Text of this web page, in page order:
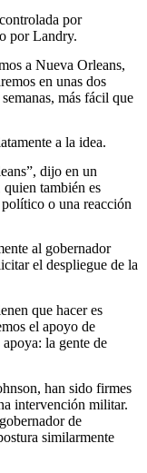
por
por Landry.
a Nueva Orleans,
en unas dos
más fácil que
a la idea.
dijo en un
también es
o una reacción
al gobernador
el despliegue de la
que hacer es
el apoyo de
la gente de
han sido firmes
intervención militar.
de
similarmente